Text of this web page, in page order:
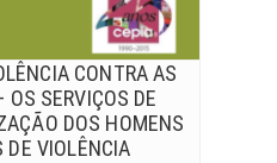
CONTRA AS
OS SERVIÇOS DE
DOS HOMENS
DE VIOLÊNCIA